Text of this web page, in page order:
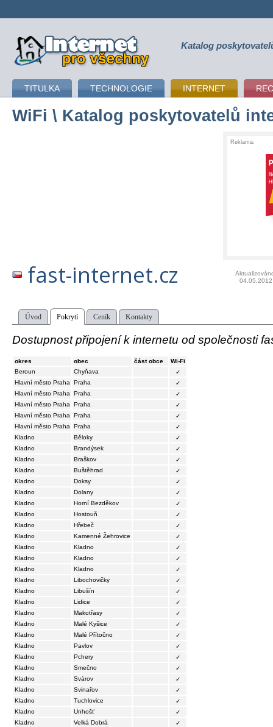
připojení k internetu Katalog
TITULKA TECHNOLOGIE INTERNET
WiFi \ Katalog poskytovatelů
Reklama:
fast-internet.cz
04.05.2012
Úvod Pokrytí Ceník Kontakty
Dostupnost připojení k internetu od společnosti
okres obec část obce
Wi-Fi
Beroun
Chyňava
✓
Hlavní město Praha
Praha
✓
Hlavní město Praha
Praha
✓
Hlavní město Praha
Praha
✓
Hlavní město Praha
Praha
✓
Hlavní město Praha
Praha
✓
Kladno
Běloky
✓
Kladno
Brandýsek
✓
Kladno
Braškov
✓
Kladno
Buštěhrad
✓
Kladno
Doksy
✓
Kladno
Dolany
✓
Kladno
Horní Bezděkov
✓
Kladno
Hostouň
✓
Kladno
Hřebeč
✓
Kladno
Kamenné Žehrovice
✓
Kladno
Kladno
✓
Kladno
Kladno
✓
Kladno
Kladno
✓
Kladno
Libochovičky
✓
Kladno
Libušín
✓
Kladno
Lidice
✓
Kladno
Makotřasy
✓
Kladno
Malé Kyšice
✓
Kladno
Malé Přítočno
✓
Kladno
Pavlov
✓
Kladno
Pchery
✓
Kladno
Smečno
✓
Kladno
Svárov
✓
Kladno
Svinařov
✓
Kladno
Tuchlovice
✓
Kladno
Unhošť
✓
Kladno
Velká Dobrá
✓